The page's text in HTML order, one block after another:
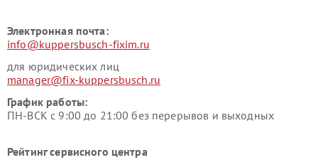
Электронная почта:
info@kuppersbusch-fixim.ru
для юридических лиц
manager@fix-kuppersbusch.ru
График работы:
ПН-ВСК с 9:00 до 21:00 без перерывов и выходных
Рейтинг сервисного центра